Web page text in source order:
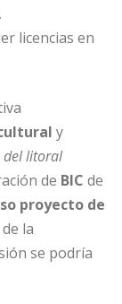
licencias en
y
del litoral
de BIC de
proyecto de
de la
se podría